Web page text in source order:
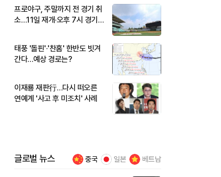
프로야구, 주말까지 전 경기 취
소…11일 재개·오후 7시 경기
태풍 '돌핀'·'찬홈' 한반도 빗겨
간다…예상 경로는?
이재룡 재판行…다시 떠오른
연예계 '사고 후 미조치' 사례
글로벌 뉴스 중국 일본 베트남